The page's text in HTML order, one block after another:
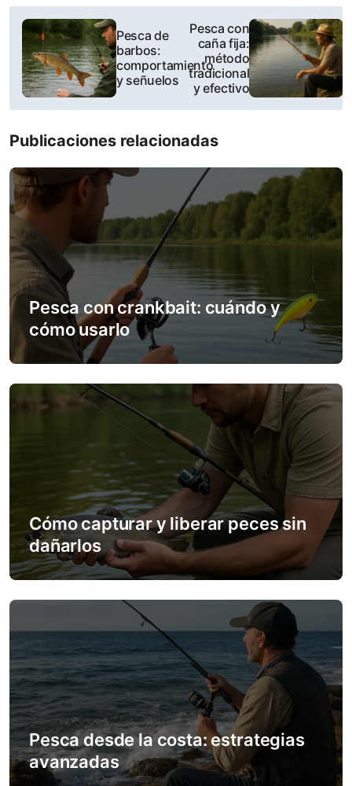
P
o
t
n
a
v
i
a
t
i
o
Pesca de
barbos:
comportamiento
y señuelos
Pesca con
caña fija:
método
tradicional
y efectivo
Publicaciones relacionadas
Pesca con crankbait: cuándo y
cómo usarlo
Cómo capturar y liberar peces sin
dañarlos
Pesca desde la costa: estrategias
avanzadas